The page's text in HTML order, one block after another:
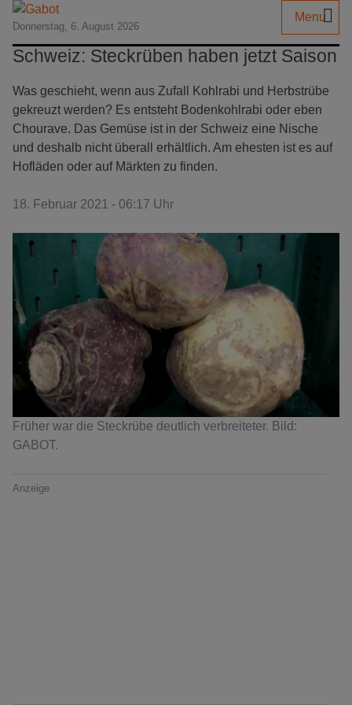
Donnerstag, 6. August 2026
Menu
Schweiz: Steckrüben haben jetzt Saison
Was geschieht, wenn aus Zufall Kohlrabi und Herbstrübe
gekreuzt werden? Es entsteht Bodenkohlrabi oder eben
Chourave. Das Gemüse ist in der Schweiz eine Nische
und deshalb nicht überall erhältlich. Am ehesten ist es auf
Hofläden oder auf Märkten zu finden.
18. Februar 2021 - 06:17 Uhr
Früher war die Steckrübe deutlich verbreiteter. Bild:
GABOT.
Anzeige